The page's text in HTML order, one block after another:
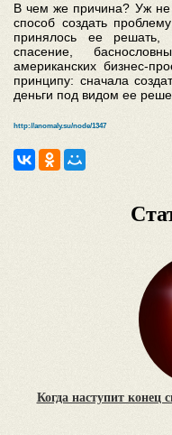
В чем же причина? Уж
способ создать
принялось ее решать,
спасение,
американских бизнес-
принципу: сначала
деньги под видом ее
http://anomaly.su/node/1347
Когда наступит конец